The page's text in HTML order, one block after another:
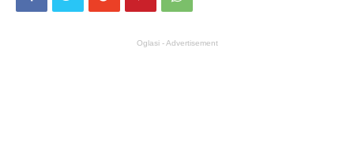
Oglasi - Advertisement